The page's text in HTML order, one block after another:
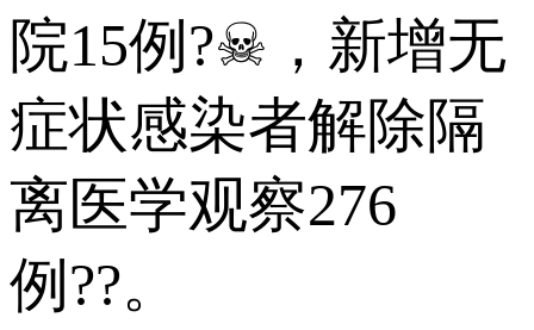
院15例?☠，新增无
症状感染者解除隔
离医学观察276
例??。